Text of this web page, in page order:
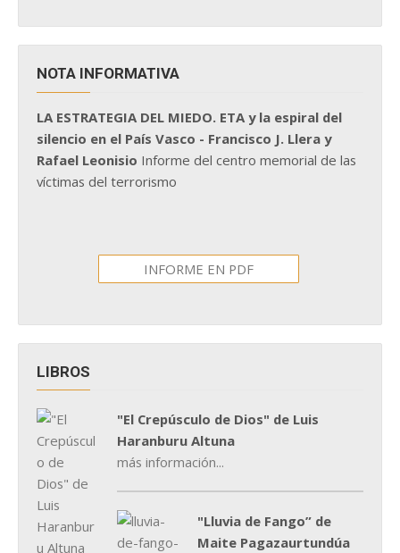
NOTA INFORMATIVA
LA ESTRATEGIA DEL MIEDO. ETA y la espiral del
silencio en el País Vasco - Francisco J. Llera y
Rafael Leonisio Informe del centro memorial de las
víctimas del terrorismo
INFORME EN PDF
LIBROS
"El Crepúsculo de Dios" de Luis
Haranburu Altuna
más información...
"Lluvia de Fango” de
Maite Pagazaurtundúa